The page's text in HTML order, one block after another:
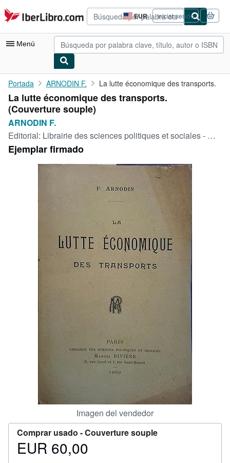
Pasar al contenido principal
IberLibro.com EUR
Preferencias
de
compra
del
Iniciar sesión
Menú
Mi cuenta
Consultar mis pedidos
Búsqueda avanzada
Colecciones
Libros antiguos
CERRAR
Portada ARNODIN F. La lutte économique des transports.
La lutte économique des transports.
(Couverture souple)
ARNODIN F.
Editorial: Librairie des sciences politiques et sociales - Marcel Rivière, 1909
Ejemplar firmado
Imagen del vendedor
Comprar usado -Couverture souple
Precio
EUR 60,00